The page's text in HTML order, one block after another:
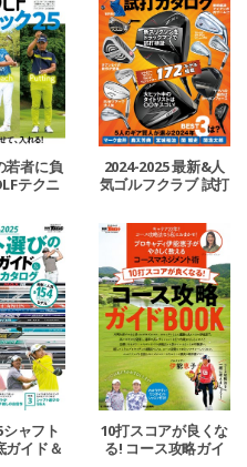
若者に負
テクニ
2024-2025 最新&人
気ゴルフクラブ 試打
ャフト
ガイド＆
10打スコアが良くな
る! コース攻略ガイ